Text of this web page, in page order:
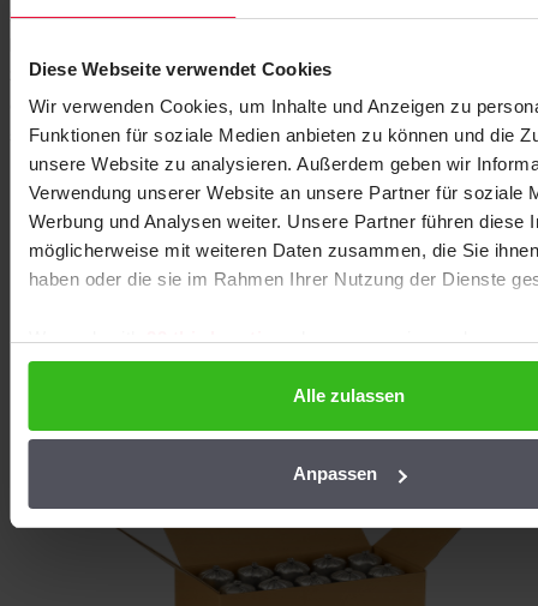
Details
Wir verwenden Cookies, um Inhalte und Anzeigen zu
für soziale Medien anbieten zu können und die Zugriffe auf
analysieren. Außerdem geben wir Informationen zu Ihrer
robuste Dachkonstruktion unbedingt erforderlich. Dabei ist zu
Schneefall oder beim Betreten des Daches, z. B. bei der Pflege
der Vegetation, erhöhen kann. Im Zweifelsfall empfehlen wir,
sich an unsere Experten zu wenden, um eine professionelle
Beratung und optimale Dachsicherheit zu gewährleisten.
EPDM
Karton mit 12 Stück EPDM Wurst 600cc